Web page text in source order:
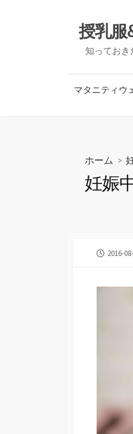
キ
授乳
知っておき
マタニティウ
ホーム >
妊娠
公
2016-